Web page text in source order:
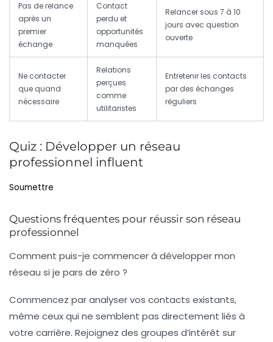
Pas de relance
après un
premier
échange
Contact
perdu et
opportunités
manquées
Relancer sous 7 à 10
jours avec question
ouverte
Ne contacter
que quand
nécessaire
Relations
perçues
comme
utilitaristes
Entretenir les contacts
par des échanges
réguliers
Quiz : Développer un réseau
professionnel influent
Soumettre
Questions fréquentes pour réussir son réseau
professionnel
Comment puis-je commencer à développer mon
réseau si je pars de zéro ?
Commencez par analyser vos contacts existants,
même ceux qui ne semblent pas directement liés à
votre carrière. Rejoignez des groupes d’intérêt sur